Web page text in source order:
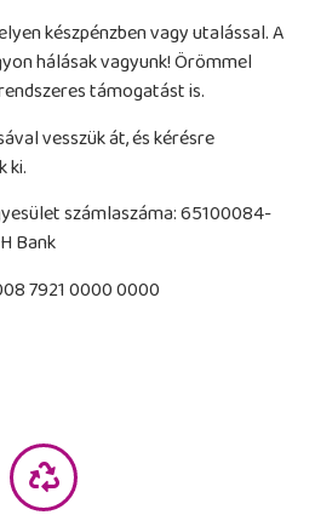
készpénzben vagy utalással. A
hálásak vagyunk! Örömmel
támogatást is.
vesszük át, és kérésre
ki.
számlaszáma: 65100084-
Bank
7921 0000 0000